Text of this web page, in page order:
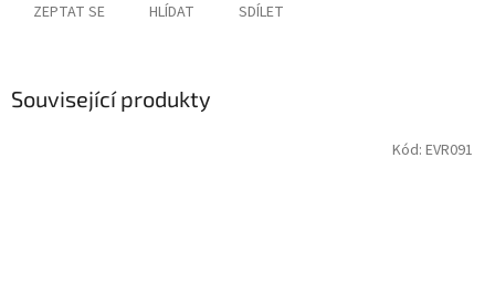
ZEPTAT SE HLÍDAT SDÍLET
Související produkty
Kód: EVR091